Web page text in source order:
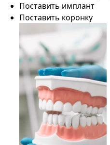
Поставить имплант
Поставить коронку